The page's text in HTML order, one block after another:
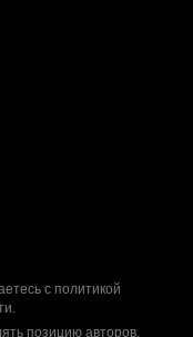
с политикой
.
позицию авторов.